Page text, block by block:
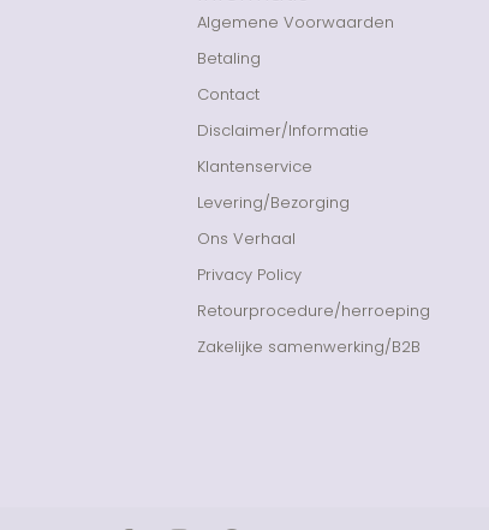
Algemene Voorwaarden
Betaling
Contact
Disclaimer/Informatie
Klantenservice
Levering/Bezorging
Ons Verhaal
Privacy Policy
Retourprocedure/herroeping
Zakelijke samenwerking/B2B